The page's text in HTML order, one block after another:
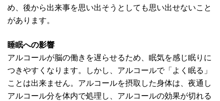
め、後から出来事を思い出そうとしても思い出せないこと
があります。
睡眠への影響
アルコールが脳の働きを遅らせるため、眠気を感じ眠りに
つきやすくなります。しかし、アルコールで「よく眠る」
ことは出来ません。アルコールを摂取した身体は、夜通し
アルコール分を体内で処理し、アルコールの効果が切れる